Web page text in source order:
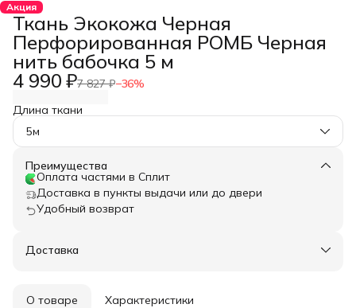
Акция
Ткань Экокожа Черная
Перфорированная РОМБ Черная
нить бабочка 5 м
4 990 ₽7 827 ₽−36%
Длина ткани
5м
Преимущества
Оплата частями в Сплит
Доставка в пункты выдачи или до двери
Удобный возврат
Доставка
О товаре Характеристики